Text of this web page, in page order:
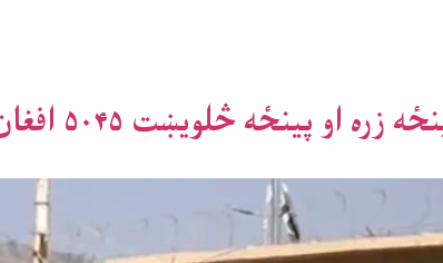
۵۰۴۵ افغان وګړي خپلو سیمو ته ولیږدول شو